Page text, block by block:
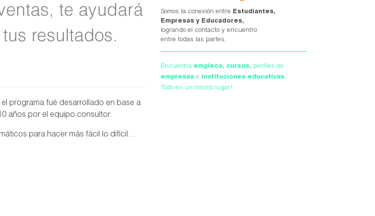
te ayudará
resultados.
programa fué desarrollado en base a
años por el equipo consultor.
para hacer más fácil lo difícil…
Somos la conexión entre Estudiantes,
Empresas y Educadores,
logrando el contacto y encuentro
entre todas las partes.
Encuentra empleos, cursos, perfiles de
empresas e instituciones educativas.
Todo en un mismo lugar!